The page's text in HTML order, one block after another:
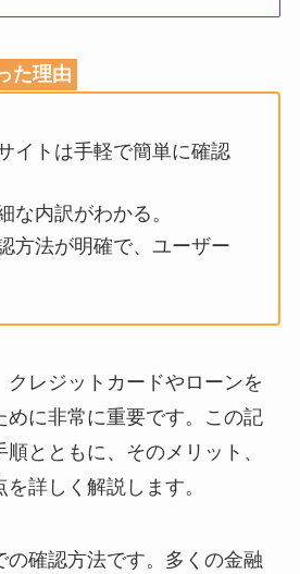
た理由
イトは手軽で簡単に確認
な内訳がわかる。
方法が明確で、ユーザー
クレジットカードやローンを
めに非常に重要です。この記
とともに、そのメリット、
詳しく解説します。
の確認方法です。多くの金融